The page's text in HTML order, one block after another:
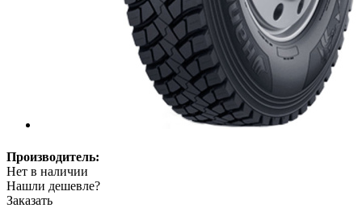
Производитель:
Нет в наличии
Нашли дешевле?
Заказать